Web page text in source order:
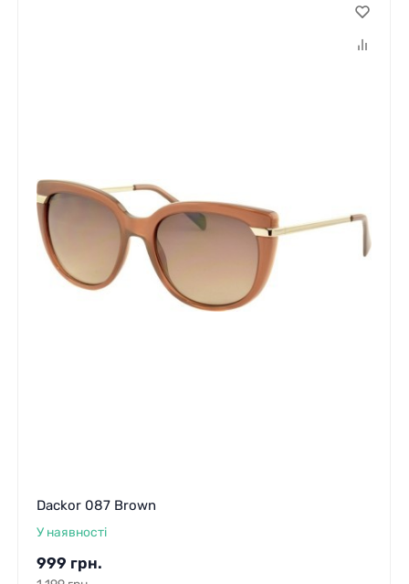
Dackor 087 Brown
У наявності
999 грн.